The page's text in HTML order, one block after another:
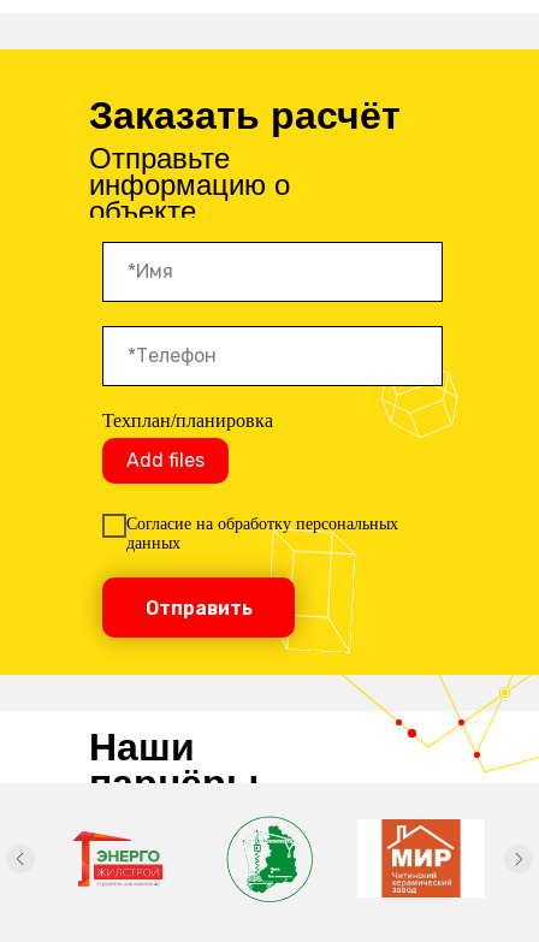
Заказать расчёт
Отправьте
информацию о
объекте
Техплан/планировка
Add files
Согласие на обработку персональных
данных
Отправить
Наши
парнёры